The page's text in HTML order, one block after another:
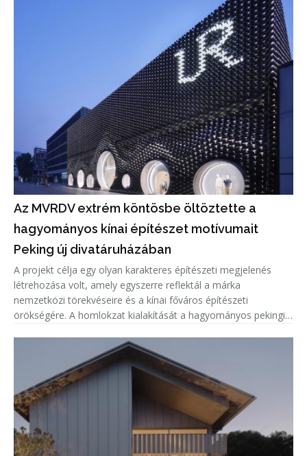
Az MVRDV extrém köntösbe öltöztette a
hagyományos kínai építészet motívumait
Peking új divatáruházában
A projekt célja egy olyan karakteres építészeti megjelenés
létrehozása volt, amely egyszerre reflektál a márka
nemzetközi törekvéseire és a kínai főváros építészeti
örökségére. A homlokzat kialakítását a hagyományos pekingi
formavilággal és innovat